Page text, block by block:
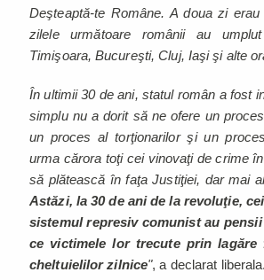
Deşteaptă-te Române. A doua zi
zilele următoare românii au
Timişoara, Bucureşti, Cluj, Iaşi şi alte
În ultimii 30 de ani, statul român a fost
simplu nu a dorit să ne ofere un
un proces al torţionarilor şi un
urma cărora toţi cei vinovaţi de crime
să plătească în faţa Justiţiei, dar mai
Astăzi, la 30 de ani de la revoluţie,
sistemul represiv comunist au
ce victimele lor trecute prin lagăre
cheltuielilor zilnice", a declarat liberala.